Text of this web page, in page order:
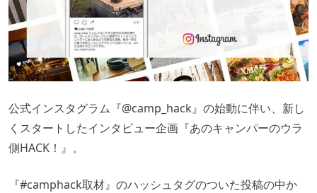
公式インスタグラム『@camp_hack』の始動に伴い、新し
くスタートしたインタビュー企画『あのキャンパーのウラ
側HACK！』。
『#camphack取材』のハッシュタグのついた投稿の中か